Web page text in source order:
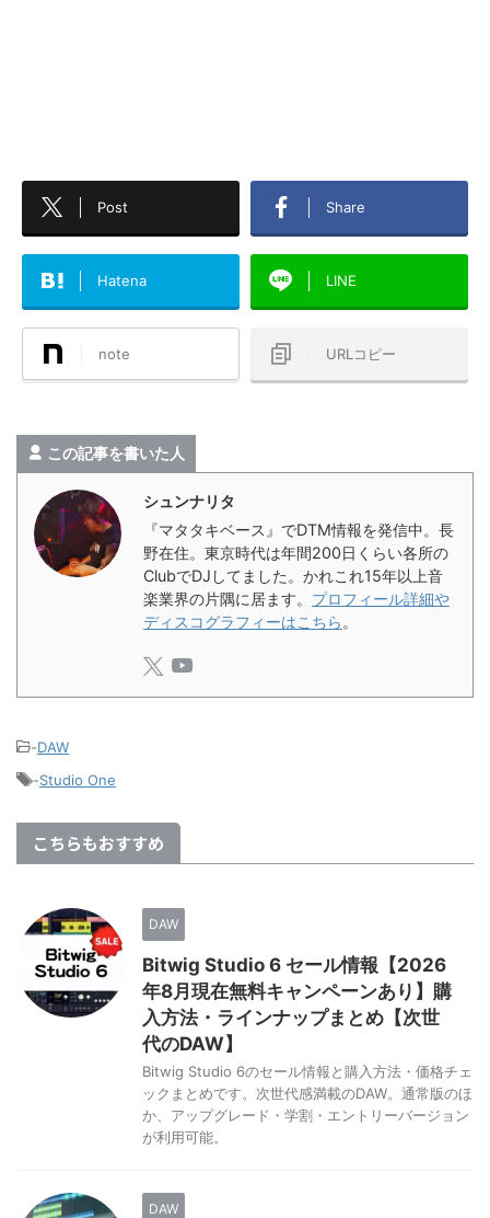
Post Share
Hatena LINE
note URLコピー
この記事を書いた人
シュンナリタ
『マタタキベース』でDTM情報を発信中。長
野在住。東京時代は年間200日くらい各所の
ClubでDJしてました。かれこれ15年以上音
楽業界の片隅に居ます。 プロフィール詳細や
ディスコグラフィーはこちら 。
-DAW
-Studio One
こちらもおすすめ
DAW
Bitwig Studio 6 セール情報【2026
年8月現在無料キャンペーンあり】購
入方法・ラインナップまとめ【次世
代のDAW】
Bitwig Studio 6のセール情報と購入方法・価格チェ
ックまとめです。次世代感満載のDAW。通常版のほ
か、アップグレード・学割・エントリーバージョン
が利用可能。
DAW